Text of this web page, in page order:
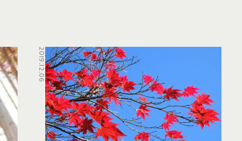
2019.12.06